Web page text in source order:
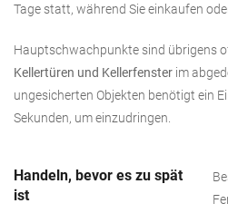
Tage statt, während Sie einkaufen
Hauptschwachpunkte sind übrigens
Kellertüren und Kellerfenster im
ungesicherten Objekten benötigt ein
Sekunden, um einzudringen.
Handeln, bevor es zu spät
ist